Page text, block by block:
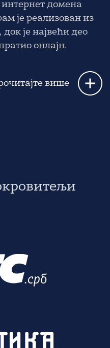
интернет домена
је реализован из
док је највећи део
онлајн.
више